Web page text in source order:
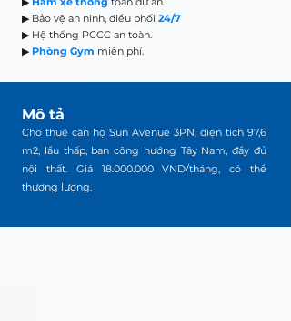
▶ Bảo vệ an ninh, điều phối 24/7
▶ Hệ thống PCCC an toàn.
▶ Phòng Gym miễn phí.
Mô tả
Cho thuê căn hộ Sun Avenue 3PN, diện tích 97,6
m2, lầu thấp, ban công hướng Tây Nam, đầy đủ
nội thất. Giá 18.000.000VND/tháng, có thể
thương lượng.